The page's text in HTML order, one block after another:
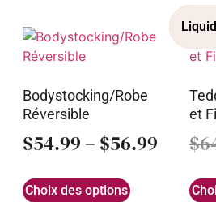
Bodystocking/Robe
Réversible
$54.99 – $56.99
Choix des options
et
$